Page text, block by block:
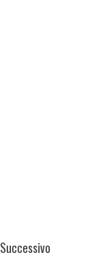
Successivo